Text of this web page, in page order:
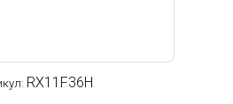
RX11F36H